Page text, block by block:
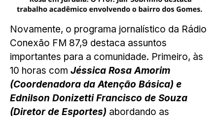
Novamente, o programa jornalístico da Rádio
Conexão FM 87,9 destaca assuntos
importantes para a comunidade. Primeiro, às
10 horas com Jéssica Rosa Amorim
(Coordenadora da Atenção Básica) e
Ednilson Donizetti Francisco de Souza
(Diretor de Esportes) abordando as